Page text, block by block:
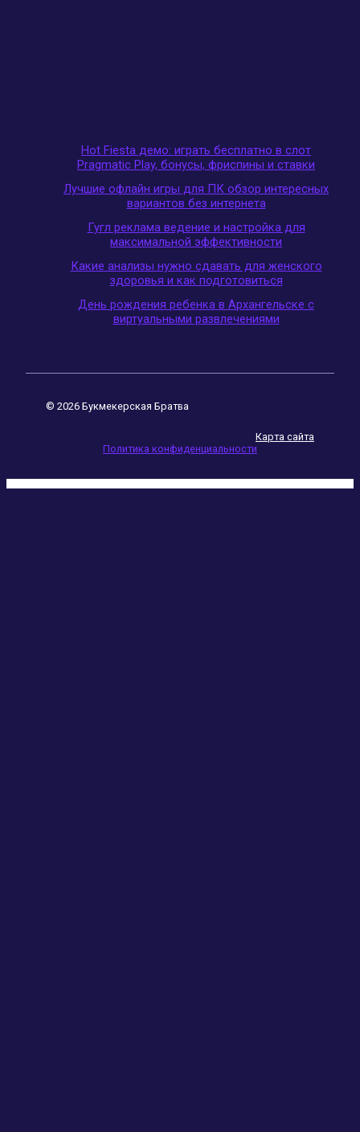
Hot Fiesta демо: играть бесплатно в слот
Pragmatic Play, бонусы, фриспины и ставки
Лучшие офлайн игры для ПК обзор интересных
вариантов без интернета
Гугл реклама ведение и настройка для
максимальной эффективности
Какие анализы нужно сдавать для женского
здоровья и как подготовиться
День рождения ребенка в Архангельске с
виртуальными развлечениями
© 2026 Букмекерская Братва
Карта сайта
Политика конфиденциальности